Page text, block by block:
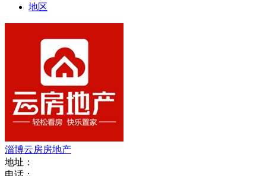
地区
淄博云房房地产
地址：